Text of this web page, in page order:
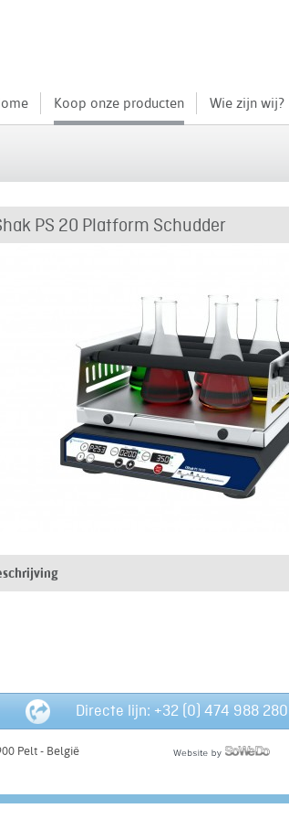
Koop onze producten Wie zijn wij?
PS 20 Platform Schudder
Directe lijn: +32 (0) 474 988 280
Pelt - België